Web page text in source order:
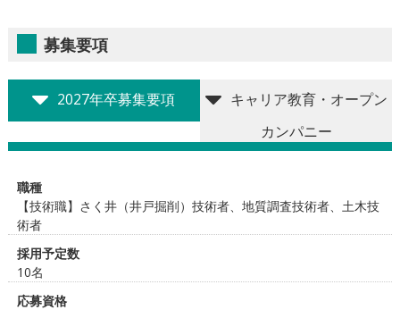
募集要項
2027年卒募集要項
キャリア教育・オープン
カンパニー
職種
【技術職】さく井（井戸掘削）技術者、地質調査技術者、土木技
術者
採用予定数
10名
応募資格